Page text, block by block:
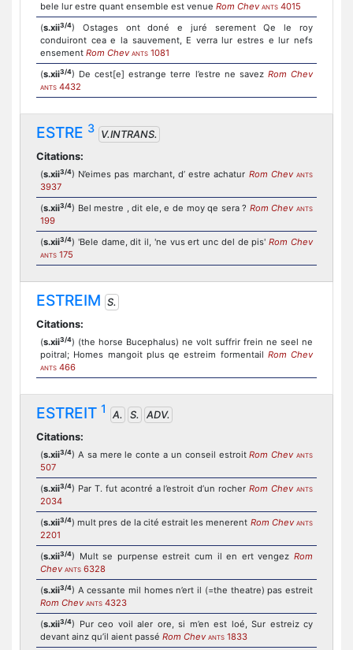
bele lur estre quant ensemble est venue Rom Chev ANTS 4015
(s.xii3/4) Ostages ont doné e juré serement Qe le roy
conduiront cea e la sauvement, E verra lur estres e lur nefs
ensement Rom Chev ANTS 1081
(s.xii3/4) De cest[e] estrange terre l’estre ne savez Rom Chev
ANTS 4432
ESTRE 3 V.INTRANS.
Citations:
(s.xii3/4) N’eimes pas marchant, d’ estre achatur Rom Chev ANTS
3937
(s.xii3/4) Bel mestre , dit ele, e de moy qe sera ? Rom Chev ANTS
199
(s.xii3/4) 'Bele dame, dit il, 'ne vus ert unc del de pis'Rom Chev
ANTS 175
ESTREIM S.
Citations:
(s.xii3/4) (the horse Bucephalus) ne volt suffrir frein ne seel ne
poitral; Homes mangoit plus qe estreim formentail Rom Chev
ANTS 466
ESTREIT 1 A. S.
ADV.
Citations:
(s.xii3/4) A sa mere le conte a un conseil estroitRom Chev ANTS
507
(s.xii3/4) Par T. fut acontré a l’estroit d’un rocherRom Chev ANTS
2034
(s.xii3/4) mult pres de la cité estrait les menerent Rom Chev ANTS
2201
(s.xii3/4) Mult se purpense estreit cum il en ert vengez Rom
Chev ANTS 6328
(s.xii3/4) A cessante mil homes n’ert il (=the theatre) pas estreit
Rom Chev ANTS 4323
(s.xii3/4) Pur ceo voil aler ore, si m’en est loé, Sur estreiz cy
devant ainz qu’il aient passé Rom Chev ANTS 1833